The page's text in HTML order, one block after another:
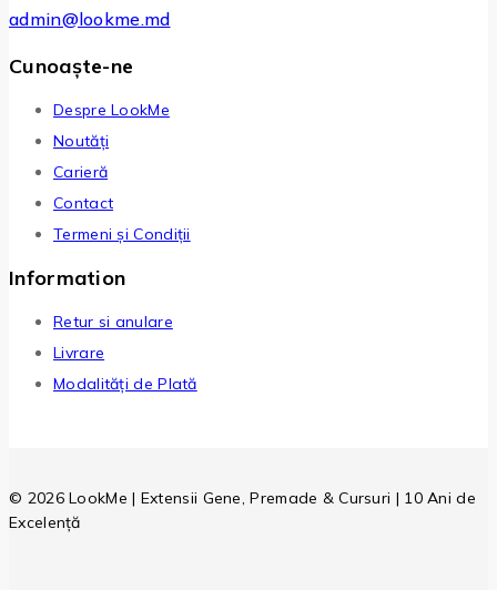
admin@lookme.md
Cunoaște-ne
Despre LookMe
Noutăți
Carieră
Contact
Termeni și Condiții
Information
Retur si anulare
Livrare
Modalități de Plată
© 2026 LookMe | Extensii Gene, Premade & Cursuri | 10 Ani de
Excelență